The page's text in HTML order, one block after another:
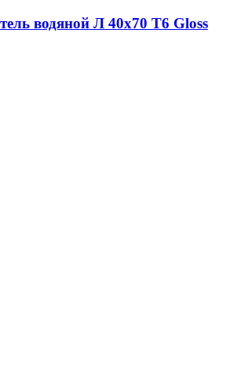
водяной Л 40х70 Т6 Gloss